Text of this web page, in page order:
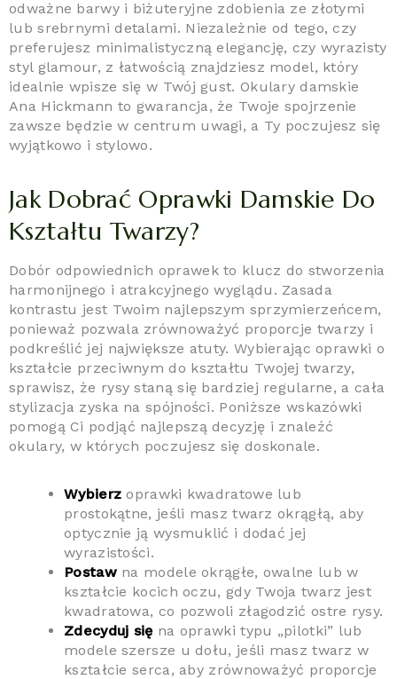
odważne barwy i biżuteryjne zdobienia ze złotymi
lub srebrnymi detalami. Niezależnie od tego, czy
preferujesz minimalistyczną elegancję, czy wyrazisty
styl glamour, z łatwością znajdziesz model, który
idealnie wpisze się w Twój gust. Okulary damskie
Ana Hickmann to gwarancja, że Twoje spojrzenie
zawsze będzie w centrum uwagi, a Ty poczujesz się
wyjątkowo i stylowo.
Jak Dobrać Oprawki Damskie Do
Kształtu Twarzy?
Dobór odpowiednich oprawek to klucz do stworzenia
harmonijnego i atrakcyjnego wyglądu. Zasada
kontrastu jest Twoim najlepszym sprzymierzeńcem,
ponieważ pozwala zrównoważyć proporcje twarzy i
podkreślić jej największe atuty. Wybierając oprawki o
kształcie przeciwnym do kształtu Twojej twarzy,
sprawisz, że rysy staną się bardziej regularne, a cała
stylizacja zyska na spójności. Poniższe wskazówki
pomogą Ci podjąć najlepszą decyzję i znaleźć
okulary, w których poczujesz się doskonale.
Wybierz oprawki kwadratowe lub
prostokątne, jeśli masz twarz okrągłą, aby
optycznie ją wysmuklić i dodać jej
wyrazistości.
Postawna modele okrągłe, owalne lub w
kształcie kocich oczu, gdy Twoja twarz jest
kwadratowa, co pozwoli złagodzić ostre rysy.
Zdecyduj się na oprawki typu „pilotki” lub
modele szersze u dołu, jeśli masz twarz w
kształcie serca, aby zrównoważyć proporcje